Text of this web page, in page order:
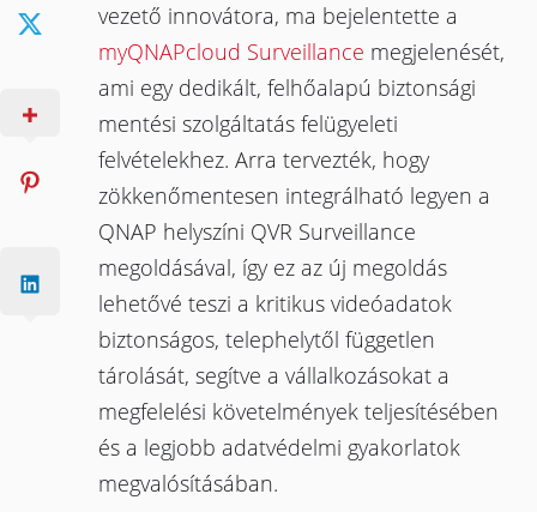
vezető innovátora, ma bejelentette a
myQNAPcloud Surveillance megjelenését,
ami egy dedikált, felhőalapú biztonsági
mentési szolgáltatás felügyeleti
felvételekhez. Arra tervezték, hogy
zökkenőmentesen integrálható legyen a
QNAP helyszíni QVR Surveillance
megoldásával, így ez az új megoldás
lehetővé teszi a kritikus videóadatok
biztonságos, telephelytől független
tárolását, segítve a vállalkozásokat a
megfelelési követelmények teljesítésében
és a legjobb adatvédelmi gyakorlatok
megvalósításában.